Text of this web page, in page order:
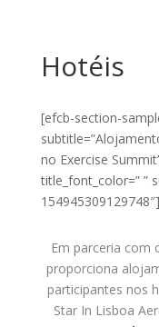
Hotéis
[efcb-section-
no Exercise
title_font_color=” ”
Em parceria com
proporciona
participantes nos
Star In Lisboa